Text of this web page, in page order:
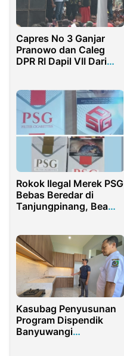
Capres No 3 Ganjar
Pranowo dan Caleg
DPR RI Dapil VII Dari
Warga Karawang
Rokok Ilegal Merek PSG
Bebas Beredar di
Tanjungpinang, Bea
Kasubag Penyusunan
Program Dispendik
Banyuwangi